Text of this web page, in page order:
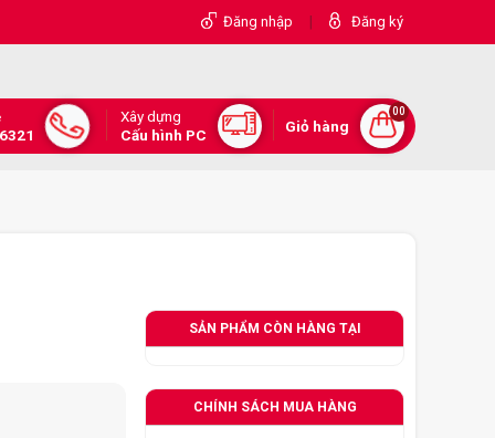
Đăng nhập | Đăng ký
Xây dựng
Cấu hình PC
Giỏ hàng
00
SẢN PHẨM CÒN HÀNG TẠI
CHÍNH SÁCH MUA HÀNG